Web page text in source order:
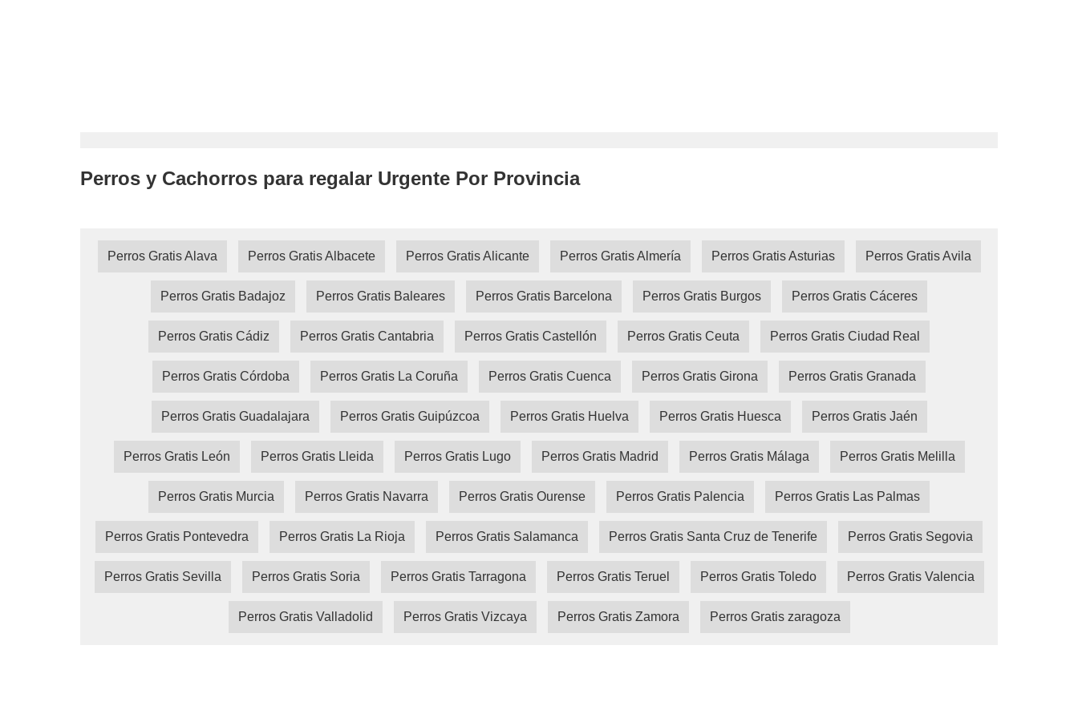
Perros y Cachorros para regalar Urgente Por Provincia
Perros Gratis Alava Perros Gratis Albacete Perros Gratis Alicante Perros Gratis Almería Perros Gratis Asturias Perros Gratis Avila
Perros Gratis Badajoz Perros Gratis Baleares Perros Gratis Barcelona Perros Gratis Burgos Perros Gratis Cáceres
Perros Gratis Cádiz Perros Gratis Cantabria Perros Gratis Castellón Perros Gratis Ceuta Perros Gratis Ciudad Real
Perros Gratis Córdoba Perros Gratis La Coruña Perros Gratis Cuenca Perros Gratis Girona Perros Gratis Granada
Perros Gratis Guadalajara Perros Gratis Guipúzcoa Perros Gratis Huelva Perros Gratis Huesca Perros Gratis Jaén
Perros Gratis León Perros Gratis Lleida Perros Gratis Lugo Perros Gratis Madrid Perros Gratis Málaga Perros Gratis Melilla
Perros Gratis Murcia Perros Gratis Navarra Perros Gratis Ourense Perros Gratis Palencia Perros Gratis Las Palmas
Perros Gratis Pontevedra Perros Gratis La Rioja Perros Gratis Salamanca Perros Gratis Santa Cruz de Tenerife Perros Gratis Segovia
Perros Gratis Sevilla Perros Gratis Soria Perros Gratis Tarragona Perros Gratis Teruel Perros Gratis Toledo Perros Gratis Valencia
Perros Gratis Valladolid Perros Gratis Vizcaya Perros Gratis Zamora Perros Gratis zaragoza